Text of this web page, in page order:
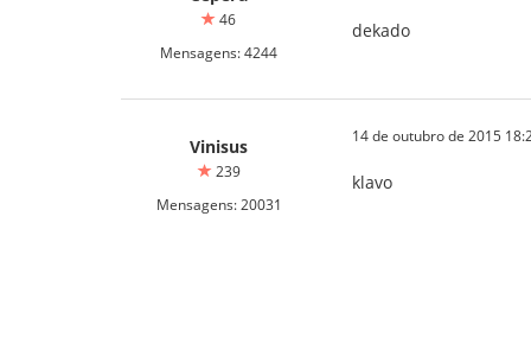
46
Mensagens: 4244
dekado
Vinisus
239
Mensagens: 20031
14 de outubro de 2015
klavo